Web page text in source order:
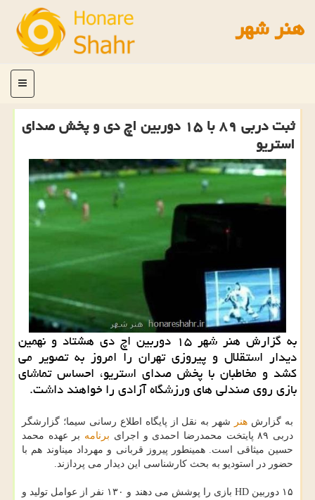
هنر شهر
منو
ثبت دربی ۸۹ با ۱۵ دوربین اچ دی و پخش صدای
استریو
به گزارش هنر شهر ۱۵ دوربین اچ دی هشتاد و نهمین
دیدار استقلال و پیروزی تهران را امروز به تصویر می
كشد و مخاطبان با پخش صدای استریو، احساس تماشای
بازی روی صندلی های ورزشگاه آزادی را خواهند داشت.
به گزارش هنر
شهر به نقل از پایگاه اطلاع رسانی سیما؛ گزارشگر
دربی ۸۹ پایتخت محمدرضا احمدی و اجرای
برنامه بر عهده محمد
حسین میثاقی است. همینطور پیروز قربانی و مهرداد میناوند هم با
حضور در استودیو به بحث كارشناسی این دیدار می پردازند.
۱۵ دوربین HD بازی را پوشش می دهند و ۱۳۰ نفر از عوامل تولید و